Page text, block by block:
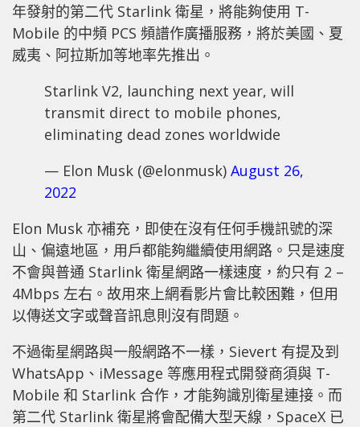
年發射的第二代 Starlink 衛星，將能夠使用 T-
Mobile 的中頻 PCS 頻譜作廣播服務，將於美國、夏
威夷、阿拉斯加等地率先推出。
Starlink V2, launching next year, will
transmit direct to mobile phones,
eliminating dead zones worldwide
— Elon Musk (@elonmusk) August 26,
2022
Elon Musk 亦補充，即使在沒有任何手機訊號的深
山、偏遠地區，用戶都能夠繼續使用網路。只是速度
不會與普通 Starlink 衛星網路一樣速度，約只有 2 –
4Mbps 左右。故用來上網看影片會比較困難，但用
以傳送文字或聲音訊息則沒有問題。
不過衛星網路與一般網路不一樣，Sievert 有提及到
WhatsApp、iMessage 等應用程式開發商須與 T-
Mobile 和 Starlink 合作，才能夠識別衛星連接。而
第二代 Starlink 衛星將會配備大型天線，SpaceX 已